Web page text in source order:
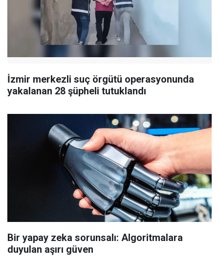
İzmir merkezli suç örgütü operasyonunda
yakalanan 28 şüpheli tutuklandı
Bir yapay zeka sorunsalı: Algoritmalara
duyulan aşırı güven